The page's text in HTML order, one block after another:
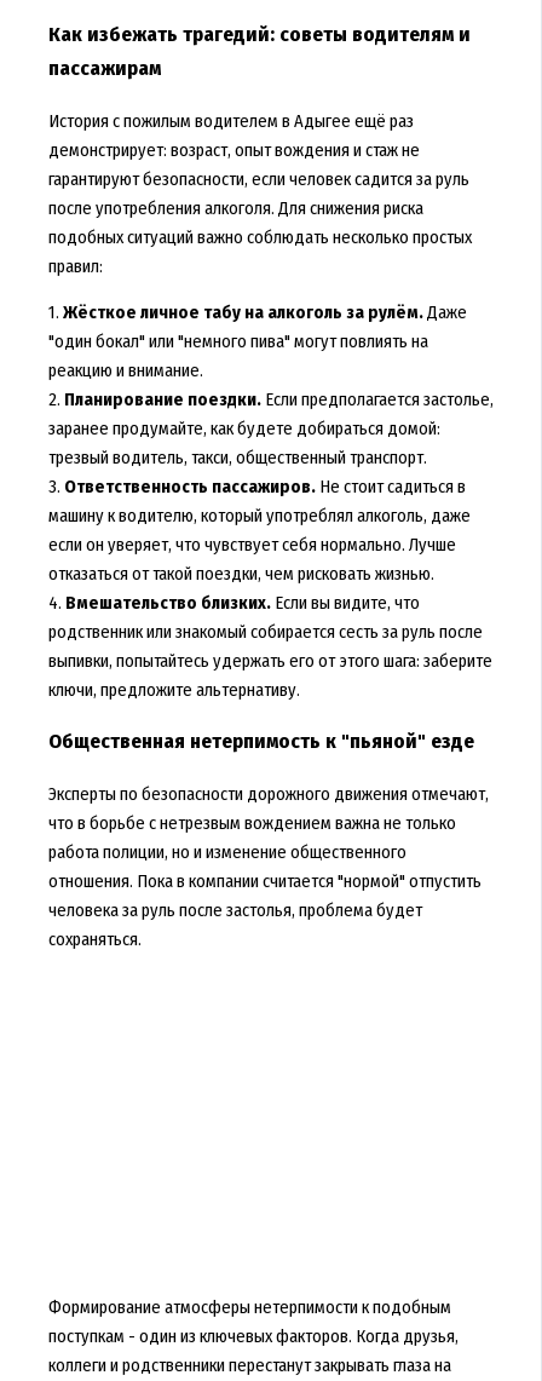
Как избежать трагедий: советы водителям и
пассажирам
История с пожилым водителем в Адыгее ещё раз
демонстрирует: возраст, опыт вождения и стаж не
гарантируют безопасности, если человек садится за руль
после употребления алкоголя. Для снижения риска
подобных ситуаций важно соблюдать несколько простых
правил:
1. Жёсткое личное табу на алкоголь за рулём.Даже
"один бокал" или "немного пива" могут повлиять на
реакцию и внимание.
2. Планирование поездки.Если предполагается застолье,
заранее продумайте, как будете добираться домой:
трезвый водитель, такси, общественный транспорт.
3. Ответственность пассажиров.Не стоит садиться в
машину к водителю, который употреблял алкоголь, даже
если он уверяет, что чувствует себя нормально. Лучше
отказаться от такой поездки, чем рисковать жизнью.
4. Вмешательство близких.Если вы видите, что
родственник или знакомый собирается сесть за руль после
выпивки, попытайтесь удержать его от этого шага: заберите
ключи, предложите альтернативу.
Общественная нетерпимость к "пьяной" езде
Эксперты по безопасности дорожного движения отмечают,
что в борьбе с нетрезвым вождением важна не только
работа полиции, но и изменение общественного
отношения. Пока в компании считается "нормой" отпустить
человека за руль после застолья, проблема будет
сохраняться.
Формирование атмосферы нетерпимости к подобным
поступкам - один из ключевых факторов. Когда друзья,
коллеги и родственники перестанут закрывать глаза на